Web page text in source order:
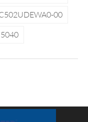
00
5040